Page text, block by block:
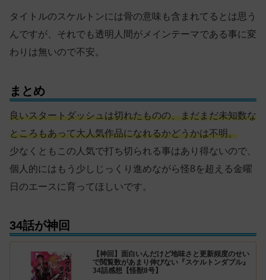
タイトルのスケルトンには骨の意味も含まれてるとは思う
んですが、それでも透明人間がメインテーマである事に変
わりは無いので不安。
まとめ
良いスタートダッシュは切れたものの、まだまだ未知数な
ところもあって大人気作品になれるかどうかは不明。
少なくともこの人気で打ち切られる事はあり得ないので、
個人的にはもう少しじっくり進めながら怪8を超える金曜
日のエースに育ってほしいです。
34話が神回
【神回】面白いんだけど地味さと更新頻度のせい
で閲覧数があまり伸びない『スケルトンダブル』
34話感想【怪獣8号】